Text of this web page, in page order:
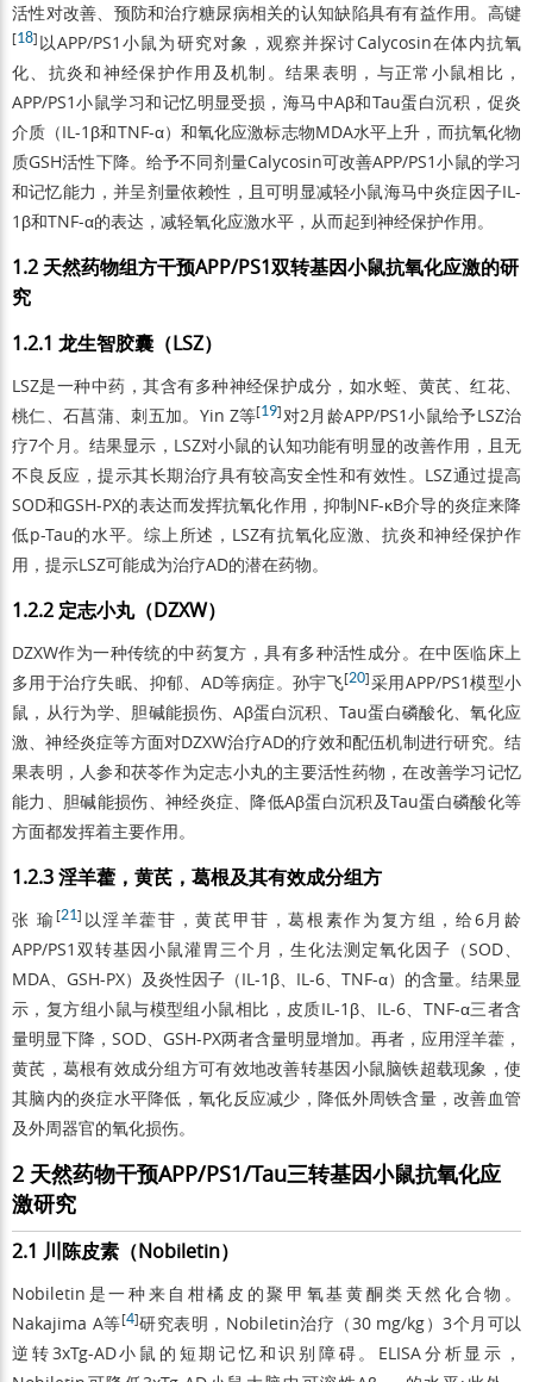
活性对改善、预防和治疗糖尿病相关的认知缺陷具有有益作用。高键
[18] 以APP/PS1小鼠为研究对象，观察并探讨Calycosin在体内抗氧
化、抗炎和神经保护作用及机制。结果表明，与正常小鼠相比，
APP/PS1小鼠学习和记忆明显受损，海马中Aβ和Tau蛋白沉积，促炎
介质（IL-1β和TNF-α）和氧化应激标志物MDA水平上升，而抗氧化物
质GSH活性下降。给予不同剂量Calycosin可改善APP/PS1小鼠的学习
和记忆能力，并呈剂量依赖性，且可明显减轻小鼠海马中炎症因子IL-
1β和TNF-α的表达，减轻氧化应激水平，从而起到神经保护作用。
1.2 天然药物组方干预APP/PS1双转基因小鼠抗氧化应激的研
究
1.2.1 龙生智胶囊（LSZ）
LSZ是一种中药，其含有多种神经保护成分，如水蛭、黄芪、红花、
桃仁、石菖蒲、刺五加。Yin Z等[19]对2月龄APP/PS1小鼠给予LSZ治
疗7个月。结果显示，LSZ对小鼠的认知功能有明显的改善作用，且无
不良反应，提示其长期治疗具有较高安全性和有效性。LSZ通过提高
SOD和GSH-PX的表达而发挥抗氧化作用，抑制NF-κB介导的炎症来降
低p-Tau的水平。综上所述，LSZ有抗氧化应激、抗炎和神经保护作
用，提示LSZ可能成为治疗AD的潜在药物。
1.2.2 定志小丸（DZXW）
DZXW作为一种传统的中药复方，具有多种活性成分。在中医临床上
多用于治疗失眠、抑郁、AD等病症。孙宇飞[20]采用APP/PS1模型小
鼠，从行为学、胆碱能损伤、Aβ蛋白沉积、Tau蛋白磷酸化、氧化应
激、神经炎症等方面对DZXW治疗AD的疗效和配伍机制进行研究。结
果表明，人参和茯苓作为定志小丸的主要活性药物，在改善学习记忆
能力、胆碱能损伤、神经炎症、降低Aβ蛋白沉积及Tau蛋白磷酸化等
方面都发挥着主要作用。
1.2.3 淫羊藿，黄芪，葛根及其有效成分组方
张 瑜 [21] 以淫羊藿苷，黄芪甲苷，葛根素作为复方组，给6月龄
APP/PS1双转基因小鼠灌胃三个月，生化法测定氧化因子（SOD、
MDA、GSH-PX）及炎性因子（IL-1β、IL-6、TNF-α）的含量。结果显
示，复方组小鼠与模型组小鼠相比，皮质IL-1β、IL-6、TNF-α三者含
量明显下降，SOD、GSH-PX两者含量明显增加。再者，应用淫羊藿，
黄芪，葛根有效成分组方可有效地改善转基因小鼠脑铁超载现象，使
其脑内的炎症水平降低，氧化反应减少，降低外周铁含量，改善血管
及外周器官的氧化损伤。
2 天然药物干预APP/PS1/Tau三转基因小鼠抗氧化应
激研究
2.1 川陈皮素（Nobiletin）
Nobiletin是一种来自柑橘皮的聚甲氧基黄酮类天然化合物。
Nakajima A等[4]研究表明，Nobiletin治疗（30 mg/kg）3个月可以
逆转3xTg-AD小鼠的短期记忆和识别障碍。ELISA分析显示，